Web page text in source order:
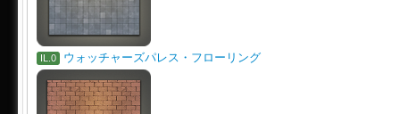
IL.0 ウォッチャーズパレス・フローリング